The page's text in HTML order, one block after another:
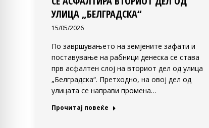
УЛИЦА „БЕЛГРАДСКА“
15/05/2026
По завршувањето на земјените зафати и
поставување на рабници денеска се става
прв асфалтен слој на вториот дел од улица
„Белградска“. Претходно, на овој дел од
улицата се направи промена…
Прочитај повеќе